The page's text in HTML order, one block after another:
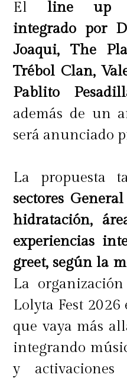
El line up
integrado por
Joaqui, The
Trébol Clan,
Pablito
además de un
será anunciado
La propuesta
sectores
hidratación,
experiencias
greet, según la
La
Lolyta Fest
que vaya más
integrando
y